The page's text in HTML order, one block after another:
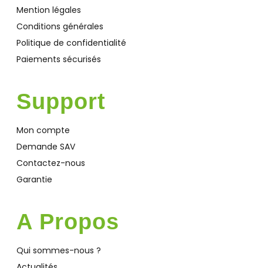
Mention légales
Conditions générales
Politique de confidentialité
Paiements sécurisés
Support
Mon compte
Demande SAV
Contactez-nous
Garantie
A Propos
Qui sommes-nous ?